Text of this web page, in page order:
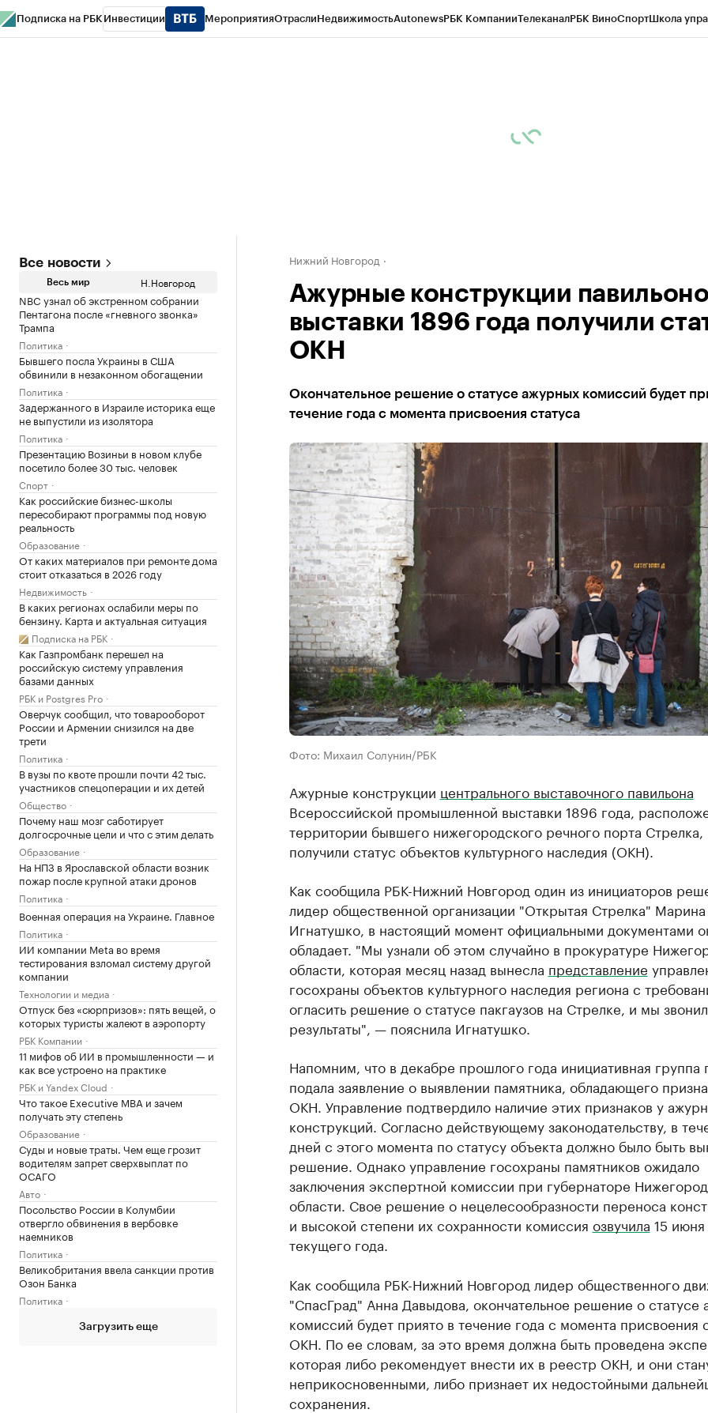
Подписка на РБК Инвестиции МероприятияОтраслиНедвижимостьAutonewsРБК КомпанииТелеканалРБК ВиноСпортШкола
Все новости
Весь мир Н.Новгород
NBC узнал об экстренном собрании
Пентагона после «гневного звонка»
Трампа
Политика
Бывшего посла Украины в США
обвинили в незаконном обогащении
Политика
Задержанного в Израиле историка еще
не выпустили из изолятора
Политика
Презентацию Возиньи в новом клубе
посетило более 30 тыс. человек
Спорт
Как российские бизнес-школы
пересобирают программы под новую
реальность
Образование
От каких материалов при ремонте дома
стоит отказаться в 2026 году
Недвижимость
В каких регионах ослабили меры по
бензину. Карта и актуальная ситуация
Подписка на РБК
Как Газпромбанк перешел на
российскую систему управления
базами данных
РБК и Postgres Pro
Оверчук сообщил, что товарооборот
России и Армении снизился на две
трети
Политика
В вузы по квоте прошли почти 42 тыс.
участников спецоперации и их детей
Общество
Почему наш мозг саботирует
долгосрочные цели и что с этим делать
Образование
На НПЗ в Ярославской области возник
пожар после крупной атаки дронов
Политика
Военная операция на Украине. Главное
Политика
ИИ компании Meta во время
тестирования взломал систему другой
компании
Технологии и медиа
Отпуск без «сюрпризов»: пять вещей, о
которых туристы жалеют в аэропорту
РБК Компании
11 мифов об ИИ в промышленности — и
как все устроено на практике
РБК и Yandex Cloud
Что такое Executive MBA и зачем
получать эту степень
Образование
Суды и новые траты. Чем еще грозит
водителям запрет сверхвыплат по
ОСАГО
Авто
Посольство России в Колумбии
отвергло обвинения в вербовке
наемников
Политика
Великобритания ввела санкции против
Озон Банка
Политика
Загрузить еще
Нижний Новгород
Ажурные конструкции
выставки 1896 года получили
ОКН
Окончательное решение о статусе ажурных комиссий будет
течение года с момента присвоения статуса
Фото: Михаил Солунин/РБК
Ажурные конструкции центрального выставочного павильона
Всероссийской промышленной выставки 1896 года,
территории бывшего нижегородского речного порта Стрелка,
получили статус объектов культурного наследия (ОКН).
Как сообщила РБК-Нижний Новгород один из инициаторов
лидер общественной организации "Открытая Стрелка" Марина
Игнатушко, в настоящий момент официальными документами
обладает. "Мы узнали об этом случайно в прокуратуре
области, которая месяц назад вынесла представление
госохраны объектов культурного наследия региона с
огласить решение о статусе пакгаузов на Стрелке, и мы
результаты", — пояснила Игнатушко.
Напомним, что в декабре прошлого года инициативная группа
подала заявление о выявлении памятника, обладающего
ОКН. Управление подтвердило наличие этих признаков у
конструкций. Согласно действующему законодательству, в
дней с этого момента по статусу объекта должно было быть
решение. Однако управление госохраны памятников ожидало
заключения экспертной комиссии при губернаторе
области. Свое решение о нецелесообразности переноса
и высокой степени их сохранности комиссия озвучила 15 июня
текущего года.
Как сообщила РБК-Нижний Новгород лидер общественного
"СпасГрад" Анна Давыдова, окончательное решение о статусе
комиссий будет приято в течение года с момента присвоения
ОКН. По ее словам, за это время должна быть проведена
которая либо рекомендует внести их в реестр ОКН, и они
неприкосновенными, либо признает их недостойными
сохранения.